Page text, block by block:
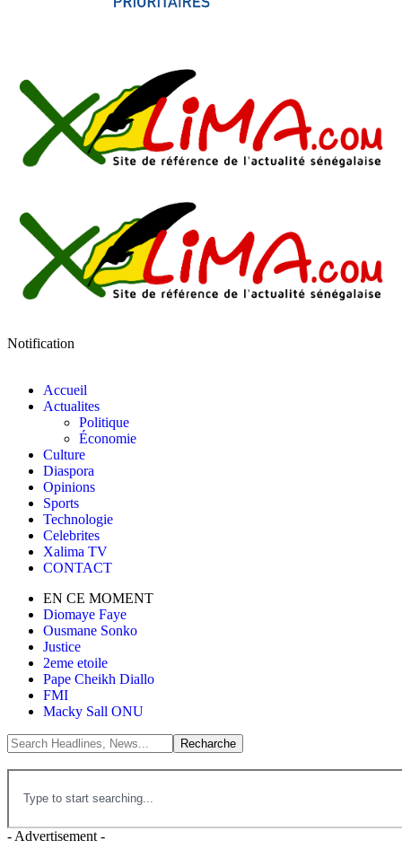
Notification
Accueil
Actualites
Politique
Économie
Culture
Diaspora
Opinions
Sports
Technologie
Celebrites
Xalima TV
CONTACT
EN CE MOMENT
Diomaye Faye
Ousmane Sonko
Justice
2eme etoile
Pape Cheikh Diallo
FMI
Macky Sall ONU
- Advertisement -